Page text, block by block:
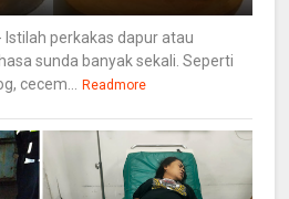
Istilah perkakas dapur atau
sunda banyak sekali. Seperti
cecem...
Readmore